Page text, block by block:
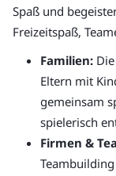
Spaß und
Freizeitspaß,
Familien:
Eltern mit
gemeinsam
spielerisch
Firmen &